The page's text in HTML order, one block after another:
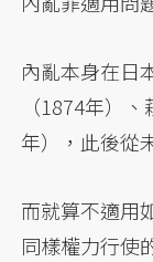
內亂本身在日
（1874年）
年），此後從
而就算不適用
同樣權力行使